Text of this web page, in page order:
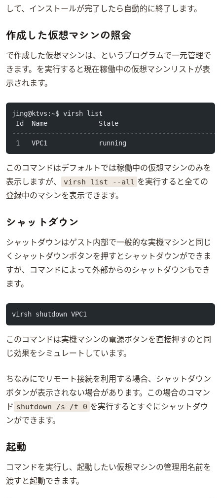
して、インストールが完了したら自動的に終了します。
作成した仮想マシンの照会
virt-installで作成した仮想マシンは、virshというプログラムで一元管理で
きます。virsh listを実行すると現在稼働中の仮想マシンリストが表
示されます。
jing@ktvs:~$ virsh list
Id  Name             State
----------------------------------------------------
1   VPC1             running
このコマンドはデフォルトでは稼働中の仮想マシンのみを
表示しますが、
virsh list --all を実行すると全ての
登録中のマシンを表示できます。
シャットダウン
シャットダウンはゲストOS内部で一般的な実機マシンと同じ
くシャットダウンボタンを押すとシャットダウンができま
すが、virshコマンドによって外部からのシャットダウンもでき
ます。
virsh shutdown VPC1
このコマンドは実機マシンの電源ボタンを直接押すのと同
じ効果をシミュレートしています。
ちなみにWindowsでリモート接続を利用する場合、シャットダウン
ボタンが表示されない場合があります。この場合Windowsのコマン
ド shutdown /s /t 0 を実行するとすぐにシャットダウ
ンができます。
起動
virsh startコマンドを実行し、起動したい仮想マシンの管理用名前を
渡すと起動できます。